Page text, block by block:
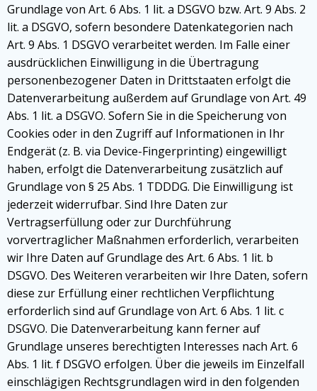
Grundlage von Art. 6 Abs. 1 lit. a DSGVO bzw. Art. 9 Abs. 2
lit. a DSGVO, sofern besondere Datenkategorien nach
Art. 9 Abs. 1 DSGVO verarbeitet werden. Im Falle einer
ausdrücklichen Einwilligung in die Übertragung
personenbezogener Daten in Drittstaaten erfolgt die
Datenverarbeitung außerdem auf Grundlage von Art. 49
Abs. 1 lit. a DSGVO. Sofern Sie in die Speicherung von
Cookies oder in den Zugriff auf Informationen in Ihr
Endgerät (z. B. via Device-Fingerprinting) eingewilligt
haben, erfolgt die Datenverarbeitung zusätzlich auf
Grundlage von § 25 Abs. 1 TDDDG. Die Einwilligung ist
jederzeit widerrufbar. Sind Ihre Daten zur
Vertragserfüllung oder zur Durchführung
vorvertraglicher Maßnahmen erforderlich, verarbeiten
wir Ihre Daten auf Grundlage des Art. 6 Abs. 1 lit. b
DSGVO. Des Weiteren verarbeiten wir Ihre Daten, sofern
diese zur Erfüllung einer rechtlichen Verpflichtung
erforderlich sind auf Grundlage von Art. 6 Abs. 1 lit. c
DSGVO. Die Datenverarbeitung kann ferner auf
Grundlage unseres berechtigten Interesses nach Art. 6
Abs. 1 lit. f DSGVO erfolgen. Über die jeweils im Einzelfall
einschlägigen Rechtsgrundlagen wird in den folgenden